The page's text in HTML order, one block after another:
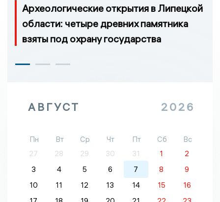
Археологические открытия в Липецкой
области: четыре древних памятника
взяты под охрану государства
АВГУСТ 2026
Пн Вт Ср Чт Пт Сб
Вс
27
28 29 30 31 1
2
3
4 5 6 7 8
9
10
11 12 13 14 15
16